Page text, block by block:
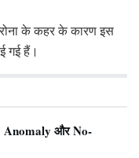
के कहर के कारण इस
गई हैं।
Anomaly और No-